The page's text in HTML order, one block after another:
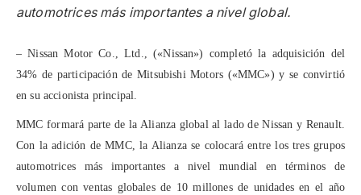
automotrices más importantes a nivel global.
– Nissan Motor Co., Ltd., («Nissan») completó la adquisición del
34% de participación de Mitsubishi Motors («MMC») y se convirtió
en su accionista principal.
MMC formará parte de la Alianza global al lado de Nissan y Renault.
Con la adición de MMC, la Alianza se colocará entre los tres grupos
automotrices más importantes a nivel mundial en términos de
volumen con ventas globales de 10 millones de unidades en el año